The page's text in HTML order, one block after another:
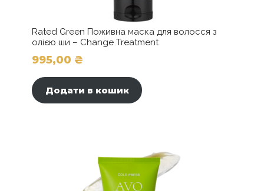
Rated Green Поживна маска для волосся з
олією ши – Change Treatment
995,00 ₴
Додати в кошик